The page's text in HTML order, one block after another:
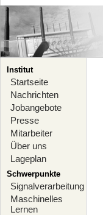
Institut
Startseite
Nachrichten
Jobangebote
Presse
Mitarbeiter
Über uns
Lageplan
Schwerpunkte
Signalverarbeitung
Maschinelles
Lernen